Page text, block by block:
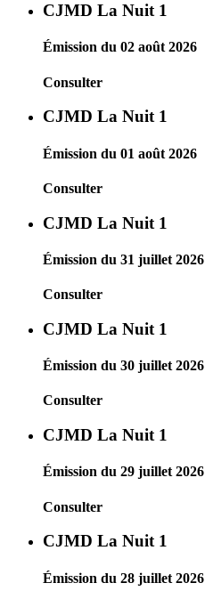
CJMD La Nuit 1
Émission du 02 août 2026
Consulter
CJMD La Nuit 1
Émission du 01 août 2026
Consulter
CJMD La Nuit 1
Émission du 31 juillet 2026
Consulter
CJMD La Nuit 1
Émission du 30 juillet 2026
Consulter
CJMD La Nuit 1
Émission du 29 juillet 2026
Consulter
CJMD La Nuit 1
Émission du 28 juillet 2026